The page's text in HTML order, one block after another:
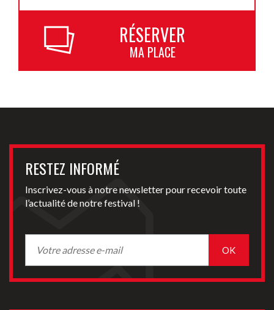
RÉSERVER
MA PLACE
RESTEZ INFORMÉ
Inscrivez-vous à notre newsletter pour recevoir toute
l’actualité de notre festival !